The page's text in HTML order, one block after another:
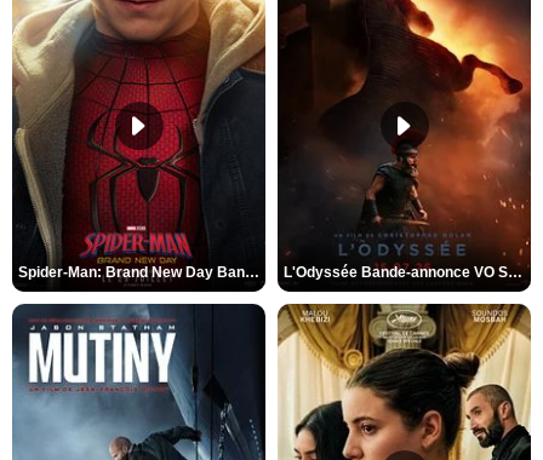
Spider-Man: Brand New Day Bande-annonce VO STFR L'Odyssée Bande-annonce VO STFR